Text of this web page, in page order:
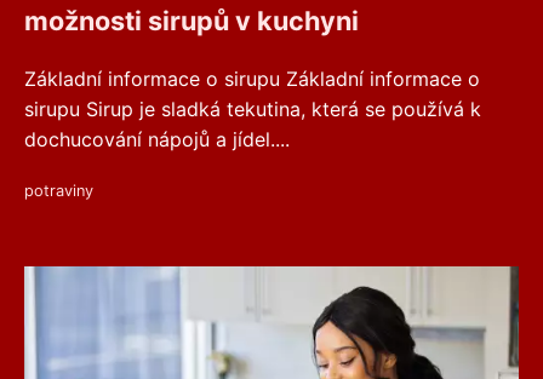
možnosti sirupů v kuchyni
Základní informace o sirupu Základní informace o
sirupu Sirup je sladká tekutina, která se používá k
dochucování nápojů a jídel....
potraviny